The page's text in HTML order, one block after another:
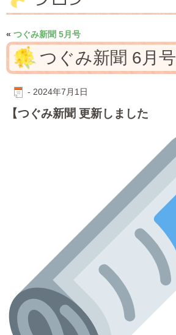
« つぐみ新聞 5月号
つぐみ新聞 6月号
- 2024年7月1日
【つぐみ新聞 更新しました